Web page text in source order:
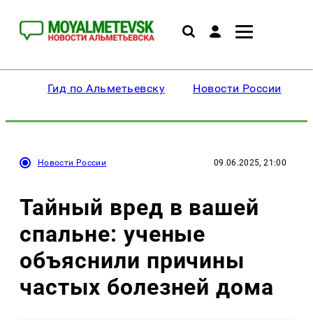
Гид по Альметьевску Новости России
Новости России 09.06.2025, 21:00
Тайный вред в вашей
спальне: ученые
объяснили причины
частых болезней дома